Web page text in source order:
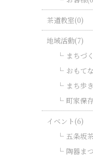
茶道教室(0)
地域活動(7)
まちづ
おもて
まち歩
町家保
イベント(6)
五条坂
陶器ま